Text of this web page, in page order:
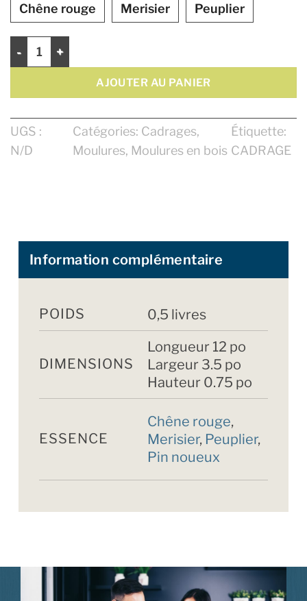
Chêne rouge Merisier Peuplier
AJOUTER AU PANIER
UGS :
N/D
Catégories: Cadrages,
Moulures, Moulures en bois
Étiquette:
CADRAGE
Information complémentaire
POIDS 0,5 livres
DIMENSIONS
Longueur 12 po
Largeur 3.5 po
Hauteur 0.75 po
ESSENCE
Chêne rouge,
Merisier, Peuplier,
Pin noueux